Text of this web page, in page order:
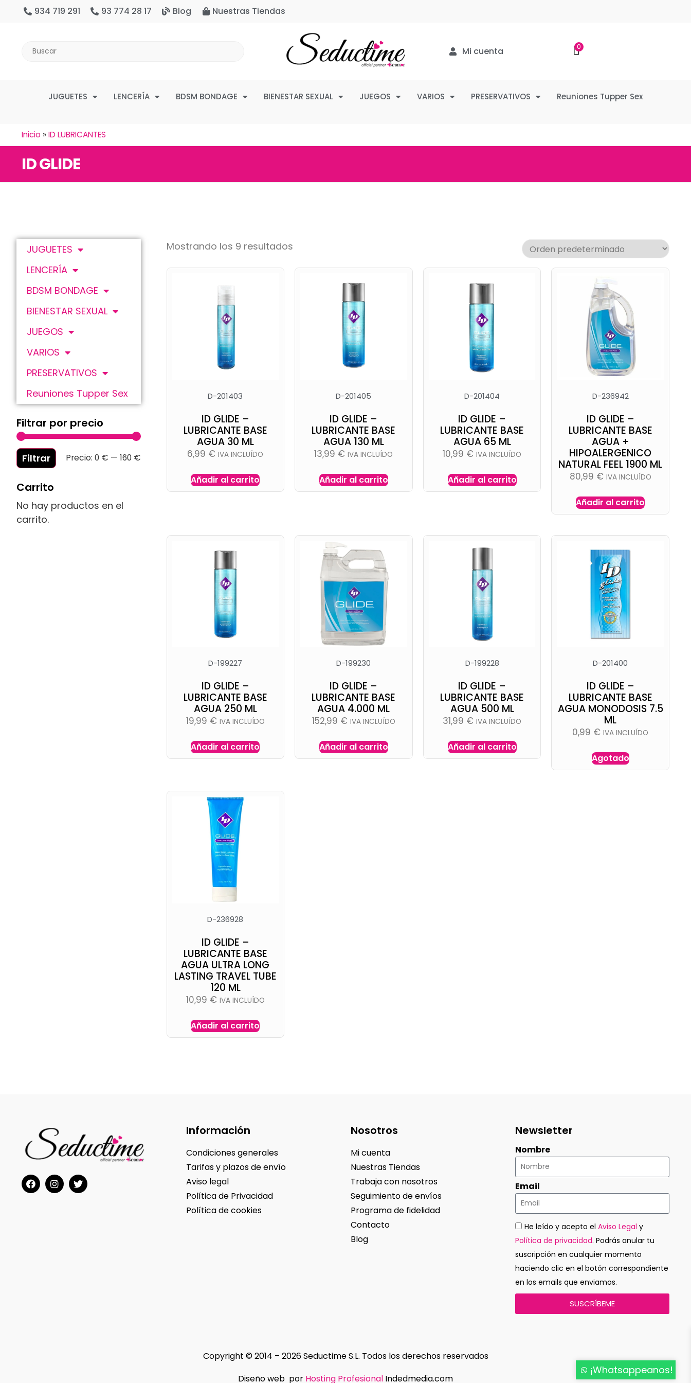
934 719 291 93 774 28 17 Blog Nuestras Tiendas
Mi cuenta 0
JUGUETES LENCERÍA BDSM BONDAGE BIENESTAR SEXUAL JUEGOS VARIOS PRESERVATIVOS Reuniones Tupper Sex
Inicio »ID LUBRICANTES
ID GLIDE
JUGUETES
LENCERÍA
BDSM BONDAGE
BIENESTAR SEXUAL
JUEGOS
VARIOS
PRESERVATIVOS
Reuniones Tupper Sex
Filtrar por precio
Filtrar Precio: 0 € — 160 €
Carrito
No hay productos en el
carrito.
Mostrando los 9 resultados
D-201403
ID GLIDE –
LUBRICANTE BASE
AGUA 30 ML
6,99 € IVA INCLUÍDO
Añadir al carrito
D-201405
ID GLIDE –
LUBRICANTE BASE
AGUA 130 ML
13,99 € IVA INCLUÍDO
Añadir al carrito
D-201404
ID GLIDE –
LUBRICANTE BASE
AGUA 65 ML
10,99 € IVA INCLUÍDO
Añadir al carrito
D-236942
ID GLIDE –
LUBRICANTE BASE
AGUA +
HIPOALERGENICO
NATURAL FEEL 1900 ML
80,99 € IVA INCLUÍDO
Añadir al carrito
D-199227
ID GLIDE –
LUBRICANTE BASE
AGUA 250 ML
19,99 € IVA INCLUÍDO
Añadir al carrito
D-199230
ID GLIDE –
LUBRICANTE BASE
AGUA 4.000 ML
152,99 € IVA INCLUÍDO
Añadir al carrito
D-199228
ID GLIDE –
LUBRICANTE BASE
AGUA 500 ML
31,99 € IVA INCLUÍDO
Añadir al carrito
D-201400
ID GLIDE –
LUBRICANTE BASE
AGUA MONODOSIS 7.5
ML
0,99 € IVA INCLUÍDO
Agotado
D-236928
ID GLIDE –
LUBRICANTE BASE
AGUA ULTRA LONG
LASTING TRAVEL TUBE
120 ML
10,99 € IVA INCLUÍDO
Añadir al carrito
Información
Condiciones generales
Tarifas y plazos de envío
Aviso legal
Política de Privacidad
Política de cookies
Nosotros
Mi cuenta
Nuestras Tiendas
Trabaja con nosotros
Seguimiento de envíos
Programa de fidelidad
Contacto
Blog
Newsletter
Nombre
Email
He leído y acepto el Aviso Legal y
Política de privacidad. Podrás anular tu
suscripción en cualquier momento
haciendo clic en el botón correspondiente
en los emails que enviamos.
SUSCRÍBEME
Copyright © 2014 – 2026 Seductime S.L. Todos los derechos reservados
Diseño web por Hosting Profesional Indedmedia.com
¡Whatsappeanos!